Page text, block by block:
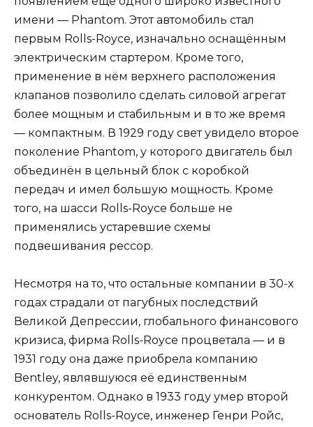
имени — Phantom. Этот автомобиль стал
первым Rolls-Royce, изначально оснащённым
электрическим стартером. Кроме того,
применение в нём верхнего расположения
клапанов позволило сделать силовой агрегат
более мощным и стабильным и в то же время
— компактным. В 1929 году свет увидело второе
поколение Phantom, у которого двигатель был
объединён в цельный блок с коробкой
передач и имел большую мощность. Кроме
того, на шасси Rolls-Royce больше не
применялись устаревшие схемы
подвешивания рессор.
Несмотря на то, что остальные компании в 30-х
годах страдали от пагубных последствий
Великой Депрессии, глобального финансового
кризиса, фирма Rolls-Royce процветала — и в
1931 году она даже приобрела компанию
Bentley, являвшуюся её единственным
конкурентом. Однако в 1933 году умер второй
основатель Rolls-Royce, инженер Генри Ройс,